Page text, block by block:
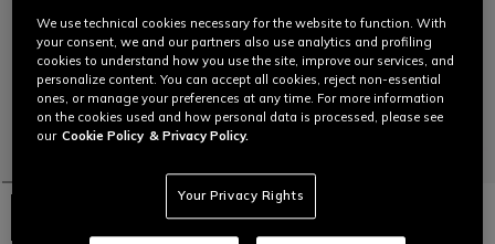
We use technical cookies necessary for the website to function. With
your consent, we and our partners also use analytics and profiling
cookies to understand how you use the site, improve our services, and
personalize content. You can accept all cookies, reject non-essential
ones, or manage your preferences at any time. For more information
on the cookies used and how personal data is processed, please see
our Cookie Policy & Privacy Policy.
Your Privacy Rights